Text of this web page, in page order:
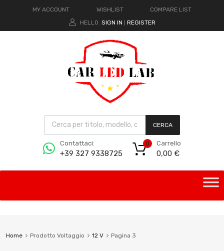
MY ACCOUNT WISHLIST
COMPARE LIST
HELLO. SIGN IN REGISTER
CERCA
Contattaci:
+39 327 9338725
Carrello
0,00 €
0
Home Prodotto Voltaggio 12 V Pagina 3